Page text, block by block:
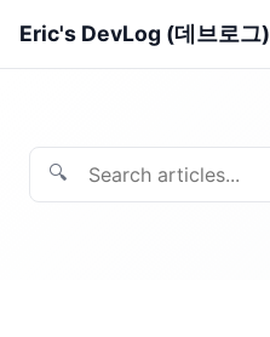
Eric's DevLog (데브로그)
🔍